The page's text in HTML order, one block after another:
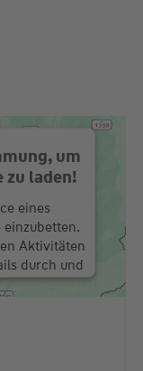
um
zu laden!
eines
Aktivitäten
durch und
zu, um